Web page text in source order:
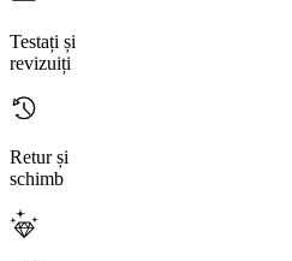
Testați și
revizuiți
Retur și
schimb